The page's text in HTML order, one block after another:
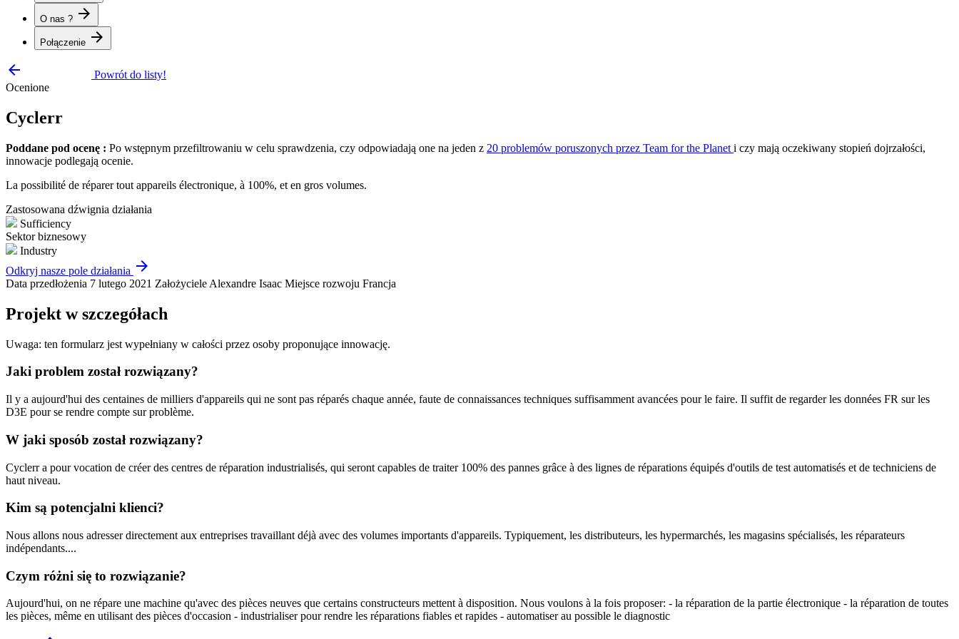
O nas ? arrow_forward
Połączenie arrow_forward
arrow_backward
Powrót do listy!
Ocenione
Cyclerr
Poddane pod ocenę : Po wstępnym przefiltrowaniu w celu sprawdzenia, czy odpowiadają one na jeden z 20 problemów poruszonych przez Team for the Planet i czy mają oczekiwany stopień dojrzałości,
innowacje podlegają ocenie.
La possibilité de réparer tout appareils électronique, à 100%, et en gros volumes.
Zastosowana dźwignia działania
Sufficiency
Sektor biznesowy
Industry
Odkryj nasze pole działania arrow_forward
Data przedłożenia 7 lutego 2021 Założyciele Alexandre Isaac Miejsce rozwoju Francja
Projekt w szczegółach
Uwaga: ten formularz jest wypełniany w całości przez osoby proponujące innowację.
Jaki problem został rozwiązany?
Il y a aujourd'hui des centaines de milliers d'appareils qui ne sont pas réparés chaque année, faute de connaissances techniques suffisamment avancées pour le faire. Il suffit de regarder les données FR sur les
D3E pour se rendre compte sur problème.
W jaki sposób został rozwiązany?
Cyclerr a pour vocation de créer des centres de réparation industrialisés, qui seront capables de traiter 100% des pannes grâce à des lignes de réparations équipés d'outils de test automatisés et de techniciens de
haut niveau.
Kim są potencjalni klienci?
Nous allons nous adresser directement aux entreprises travaillant déjà avec des volumes importants d'appareils. Typiquement, les distributeurs, les hypermarchés, les magasins spécialisés, les réparateurs
indépendants....
Czym różni się to rozwiązanie?
Aujourd'hui, on ne répare une machine qu'avec des pièces neuves que certains constructeurs mettent à disposition. Nous voulons à la fois proposer: - la réparation de la partie électronique - la réparation de toutes
les pièces, même en utilisant des pièces d'occasion - industrialiser pour rendre les réparations fiables et rapides - automatiser au possible le diagnostic